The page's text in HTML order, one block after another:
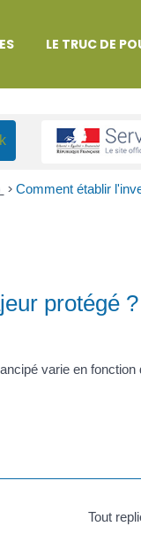
LE TRUC DE
> Comment établir
protégé ?
varie en fonction
Tout